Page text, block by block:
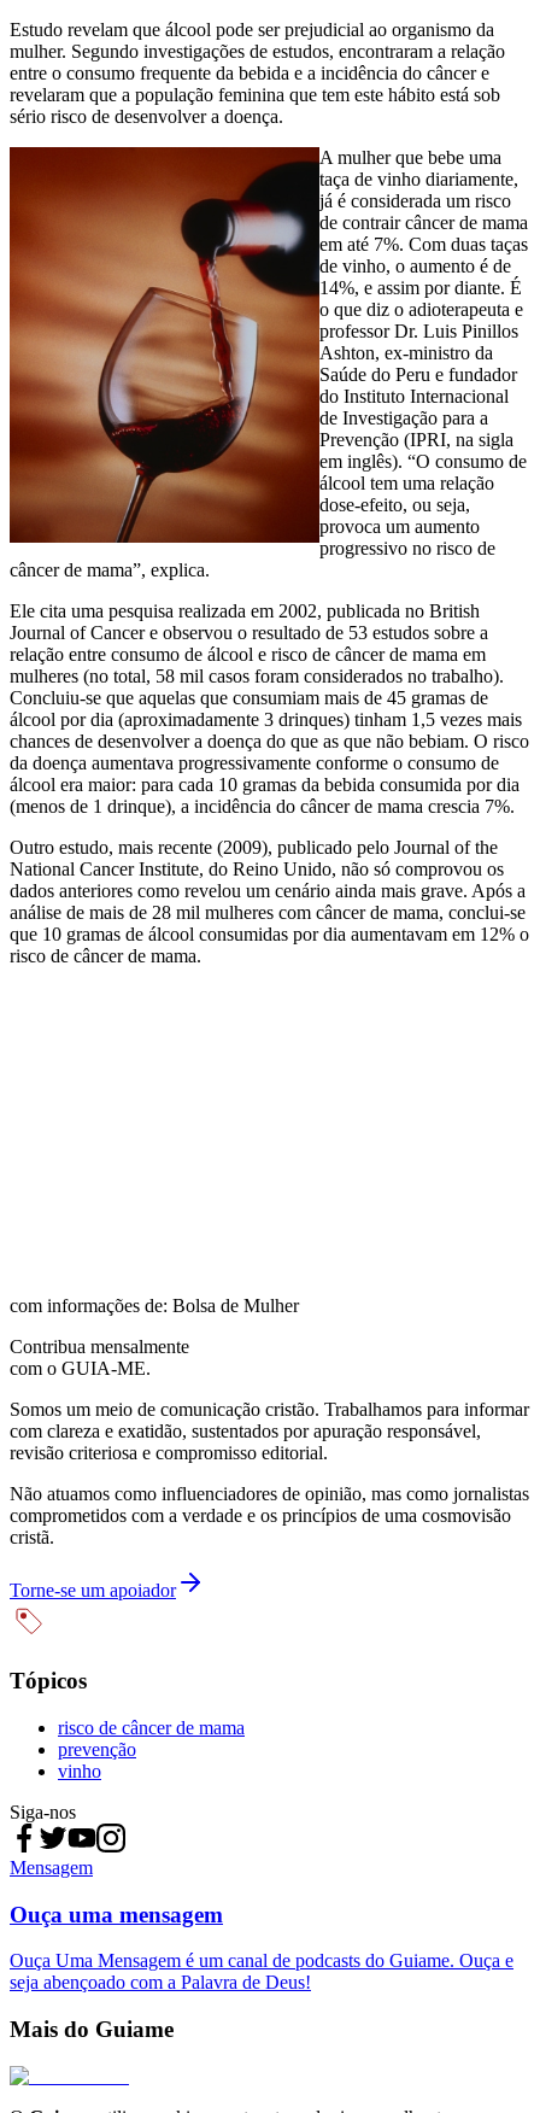
Estudo revelam que álcool pode ser prejudicial ao organismo da
mulher. Segundo investigações de estudos, encontraram a relação
entre o consumo frequente da bebida e a incidência do câncer e
revelaram que a população feminina que tem este hábito está sob
sério risco de desenvolver a doença.
A mulher que bebe uma
taça de vinho diariamente,
já é considerada um risco
de contrair câncer de mama
em até 7%. Com duas taças
de vinho, o aumento é de
14%, e assim por diante. É
o que diz o adioterapeuta e
professor Dr. Luis Pinillos
Ashton, ex-ministro da
Saúde do Peru e fundador
do Instituto Internacional
de Investigação para a
Prevenção (IPRI, na sigla
em inglês). “O consumo de
álcool tem uma relação
dose-efeito, ou seja,
provoca um aumento
progressivo no risco de
câncer de mama”, explica.
Ele cita uma pesquisa realizada em 2002, publicada no British
Journal of Cancer e observou o resultado de 53 estudos sobre a
relação entre consumo de álcool e risco de câncer de mama em
mulheres (no total, 58 mil casos foram considerados no trabalho).
Concluiu-se que aquelas que consumiam mais de 45 gramas de
álcool por dia (aproximadamente 3 drinques) tinham 1,5 vezes mais
chances de desenvolver a doença do que as que não bebiam. O risco
da doença aumentava progressivamente conforme o consumo de
álcool era maior: para cada 10 gramas da bebida consumida por dia
(menos de 1 drinque), a incidência do câncer de mama crescia 7%.
Outro estudo, mais recente (2009), publicado pelo Journal of the
National Cancer Institute, do Reino Unido, não só comprovou os
dados anteriores como revelou um cenário ainda mais grave. Após a
análise de mais de 28 mil mulheres com câncer de mama, conclui-se
que 10 gramas de álcool consumidas por dia aumentavam em 12% o
risco de câncer de mama.
com informações de: Bolsa de Mulher
Contribua mensalmente
com o GUIA-ME.
Somos um meio de comunicação cristão. Trabalhamos para informar
com clareza e exatidão, sustentados por apuração responsável,
revisão criteriosa e compromisso editorial.
Não atuamos como influenciadores de opinião, mas como jornalistas
comprometidos com a verdade e os princípios de uma cosmovisão
cristã.
Torne-se um apoiador
Tópicos
risco de câncer de mama
prevenção
vinho
Siga-nos
Mensagem
Ouça uma mensagem
Ouça Uma Mensagem é um canal de podcasts do Guiame. Ouça e
seja abençoado com a Palavra de Deus!
Mais do Guiame